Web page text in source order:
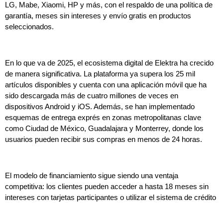
LG, Mabe, Xiaomi, HP y más, con el respaldo de una política de
garantía, meses sin intereses y envío gratis en productos
seleccionados.
En lo que va de 2025, el ecosistema digital de Elektra ha crecido
de manera significativa. La plataforma ya supera los 25 mil
artículos disponibles y cuenta con una aplicación móvil que ha
sido descargada más de cuatro millones de veces en
dispositivos Android y iOS. Además, se han implementado
esquemas de entrega exprés en zonas metropolitanas clave
como Ciudad de México, Guadalajara y Monterrey, donde los
usuarios pueden recibir sus compras en menos de 24 horas.
El modelo de financiamiento sigue siendo una ventaja
competitiva: los clientes pueden acceder a hasta 18 meses sin
intereses con tarjetas participantes o utilizar el sistema de crédito